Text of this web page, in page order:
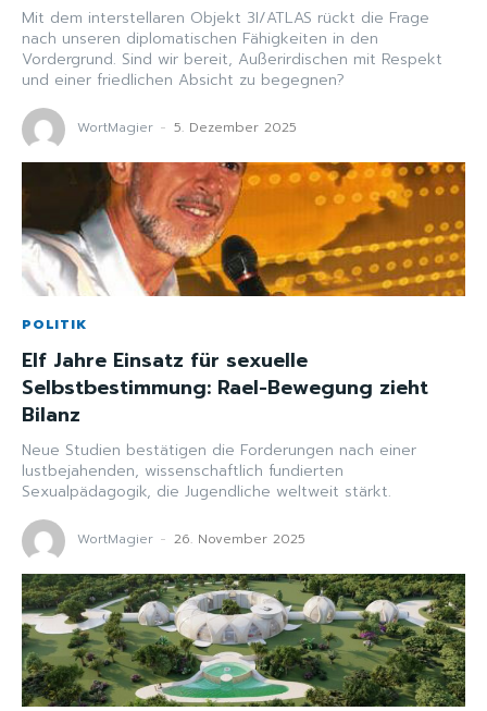
Mit dem interstellaren Objekt 3I/ATLAS rückt die Frage
nach unseren diplomatischen Fähigkeiten in den
Vordergrund. Sind wir bereit, Außerirdischen mit Respekt
und einer friedlichen Absicht zu begegnen?
WortMagier - 5. Dezember 2025
POLITIK
Elf Jahre Einsatz für sexuelle
Selbstbestimmung: Rael-Bewegung zieht
Bilanz
Neue Studien bestätigen die Forderungen nach einer
lustbejahenden, wissenschaftlich fundierten
Sexualpädagogik, die Jugendliche weltweit stärkt.
WortMagier - 26. November 2025